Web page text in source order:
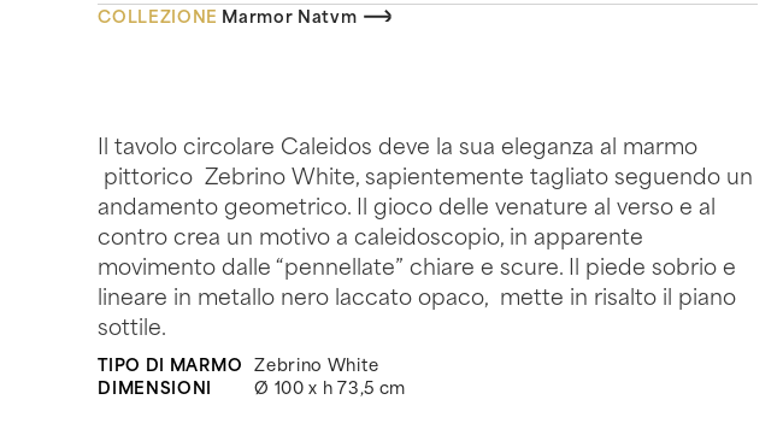
COLLEZIONE Marmor Natvm
Il tavolo circolare Caleidos deve la sua eleganza al marmo
pittorico Zebrino White, sapientemente tagliato seguendo un
andamento geometrico. Il gioco delle venature al verso e al
contro crea un motivo a caleidoscopio, in apparente
movimento dalle “pennellate” chiare e scure. Il piede sobrio e
lineare in metallo nero laccato opaco, mette in risalto il piano
sottile.
TIPO DI MARMO Zebrino White
DIMENSIONI
Ø 100 x h 73,5 cm